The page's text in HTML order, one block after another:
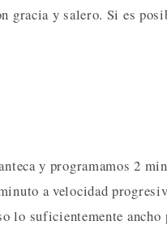
gracia y salero. Si es
y programamos 2
a velocidad
lo suficientemente